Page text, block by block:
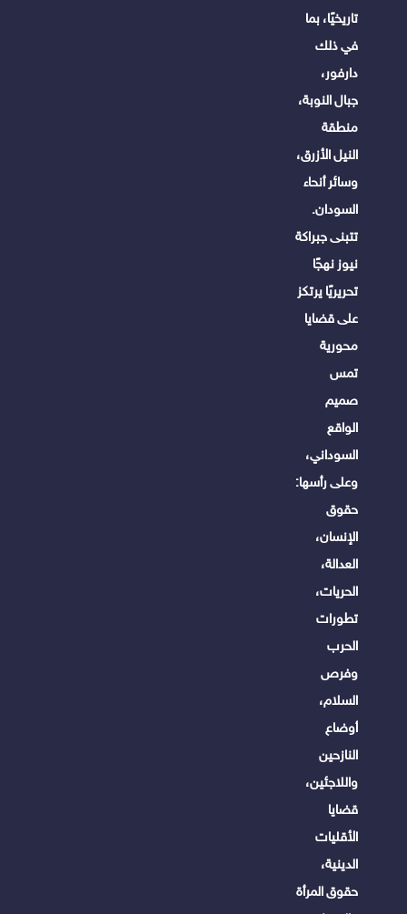
تاريخيًا، بما
في ذلك
دارفور،
جبال النوبة،
منطقة
النيل الأزرق،
وسائر أنحاء
السودان.
تتبنى جبراكة
نيوز نهجًا
تحريريًا يرتكز
على قضايا
محورية
تمس
صميم
الواقع
السوداني،
وعلى رأسها:
حقوق
الإنسان،
العدالة،
الحريات،
تطورات
الحرب
وفرص
السلام،
أوضاع
النازحين
واللاجئين،
قضايا
الأقليات
الدينية،
حقوق المرأة